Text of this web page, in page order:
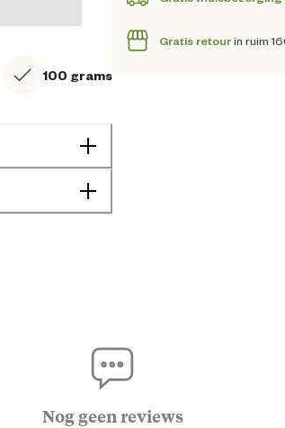
100 grams
Verstelbaar
Gratis retourin ruim
Nog geen reviews